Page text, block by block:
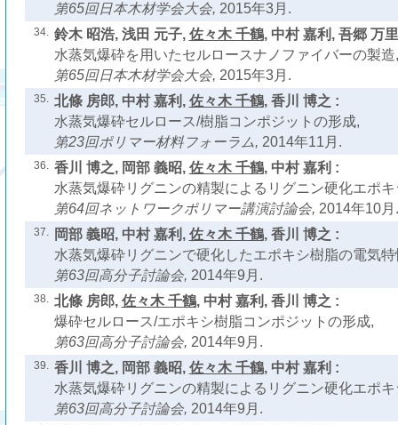
第65回日本木材学会大会, 2015年3月.
34. 鈴木 昭浩, 浅田 元子, 佐々木 千鶴, 中村 嘉利, 吾郷 万
水蒸気爆砕を用いたセルロースナノファイバーの製造,
第65回日本木材学会大会, 2015年3月.
35. 北條 房郎, 中村 嘉利, 佐々木 千鶴, 香川 博之 :
水蒸気爆砕セルロース/樹脂コンポジットの形成,
第23回ポリマー材料フォーラム, 2014年11月.
36. 香川 博之, 岡部 義昭, 佐々木 千鶴, 中村 嘉利 :
水蒸気爆砕リグニンの精製によるリグニン硬化エポ
第64回ネットワークポリマー講演討論会, 2014年10月.
37. 岡部 義昭, 中村 嘉利, 佐々木 千鶴, 香川 博之 :
水蒸気爆砕リグニンで硬化したエポキシ樹脂の電気
第63回高分子討論会, 2014年9月.
38. 北條 房郎, 佐々木 千鶴, 中村 嘉利, 香川 博之 :
爆砕セルロース/エポキシ樹脂コンポジットの形成,
第63回高分子討論会, 2014年9月.
39. 香川 博之, 岡部 義昭, 佐々木 千鶴, 中村 嘉利 :
水蒸気爆砕リグニンの精製によるリグニン硬化エポ
第63回高分子討論会, 2014年9月.